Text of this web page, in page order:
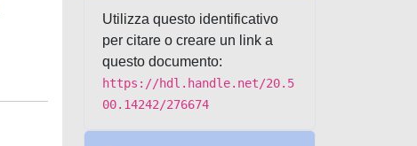
Utilizza questo identificativo
per citare o creare un link a
questo documento:
https://hdl.handle.net/20.5
00.14242/276674